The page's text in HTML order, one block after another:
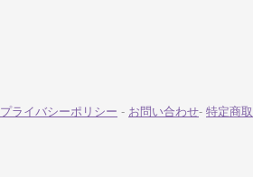
プライバシーポリシー - お問い合わせ- 特定商